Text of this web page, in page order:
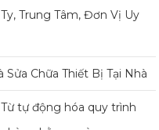
Trung Tâm, Đơn Vị Uy
Chữa Thiết Bị Tại Nhà
tự động hóa quy trình